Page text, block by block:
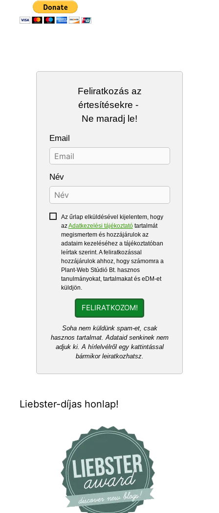
Feliratkozás az
értesítésekre -
Ne maradj le!
Email
Név
Az űrlap elküldésével kijelentem, hogy
azAdatkezelési tájékoztatótartalmát
megismertem és hozzájárulok az
adataim kezeléséhez a tájékoztatóban
leírtak szerint. A feliratkozással
hozzájárulok ahhoz, hogy számomra a
Plant-Web Stúdió Bt. hasznos
tanulmányokat, tartalmakat és eDM-et
küldjön.
FELIRATKOZOM!
Soha nem küldünk spam-et, csak
hasznos tartalmat. Adataid senkinek nem
adjuk ki. A hírlelvélről egy kattintással
bármikor leiratkozhatsz.
Liebster-díjas honlap!